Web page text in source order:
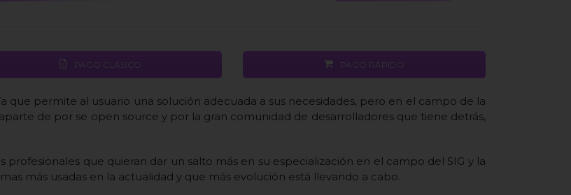
PAGO CLÁSICO PAGO RÁPIDO
que permite al usuario una solución adecuada a sus necesidades, pero en el campo de la
de por se open source y por la gran comunidad de desarrolladores que tiene detrás,
que quieran dar un salto más en su especialización en el campo del SIG y la
más usadas en la actualidad y que más evolución está llevando a cabo.